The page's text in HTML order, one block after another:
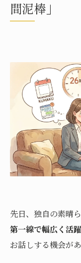
間泥棒」
先日、独自の素晴
第一線で幅広く活
お話しする機会があ